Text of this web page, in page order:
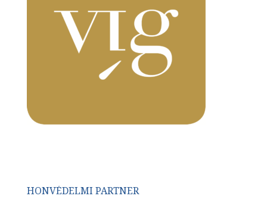
HONVÉDELMI PARTNER